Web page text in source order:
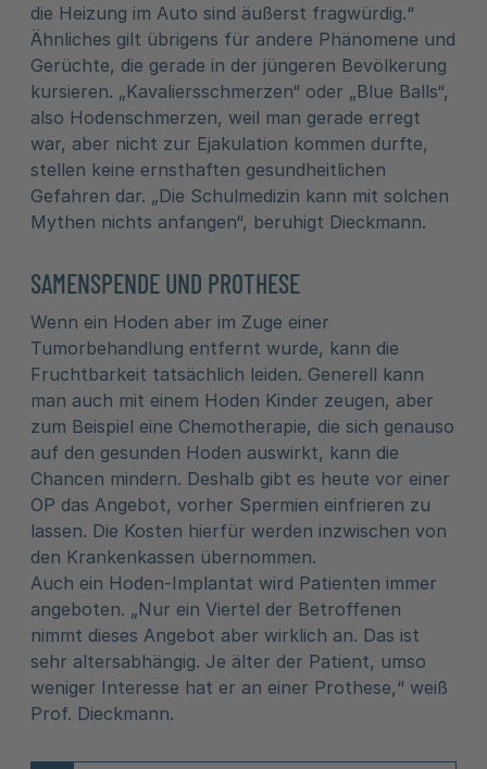
die Heizung im Auto sind äußerst fragwürdig.“
Ähnliches gilt übrigens für andere Phänomene und
Gerüchte, die gerade in der jüngeren Bevölkerung
kursieren. „Kavaliersschmerzen“ oder „Blue Balls“,
also Hodenschmerzen, weil man gerade erregt
war, aber nicht zur Ejakulation kommen durfte,
stellen keine ernsthaften gesundheitlichen
Gefahren dar. „Die Schulmedizin kann mit solchen
Mythen nichts anfangen“, beruhigt Dieckmann.
SAMENSPENDE UND PROTHESE
Wenn ein Hoden aber im Zuge einer
Tumorbehandlung entfernt wurde, kann die
Fruchtbarkeit tatsächlich leiden. Generell kann
man auch mit einem Hoden Kinder zeugen, aber
zum Beispiel eine Chemotherapie, die sich genauso
auf den gesunden Hoden auswirkt, kann die
Chancen mindern. Deshalb gibt es heute vor einer
OP das Angebot, vorher Spermien einfrieren zu
lassen. Die Kosten hierfür werden inzwischen von
den Krankenkassen übernommen.
Auch ein Hoden-Implantat wird Patienten immer
angeboten. „Nur ein Viertel der Betroffenen
nimmt dieses Angebot aber wirklich an. Das ist
sehr altersabhängig. Je älter der Patient, umso
weniger Interesse hat er an einer Prothese,“ weiß
Prof. Dieckmann.